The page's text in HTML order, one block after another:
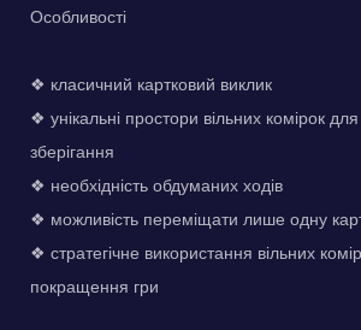
Особливості
❖ класичний картковий виклик
❖ унікальні простори вільних комірок
зберігання
❖ необхідність обдуманих ходів
❖ можливість переміщати лише одну
❖ стратегічне використання вільних
покращення гри